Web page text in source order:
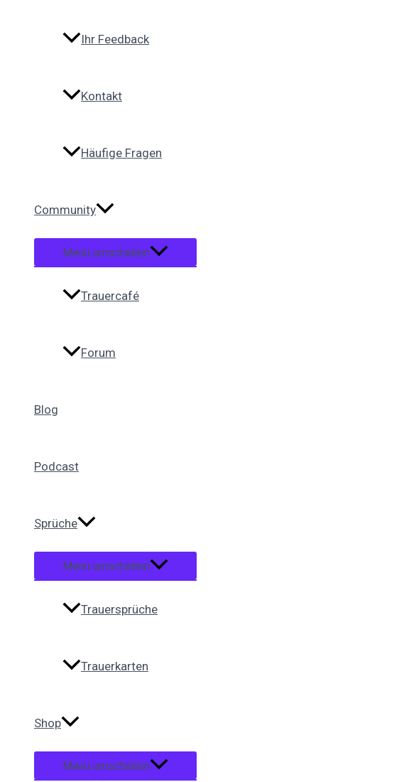
Ihr Feedback
Kontakt
Häufige Fragen
Community
Menü umschalten
Trauercafé
Forum
Blog
Podcast
Sprüche
Menü umschalten
Trauersprüche
Trauerkarten
Shop
Menü umschalten